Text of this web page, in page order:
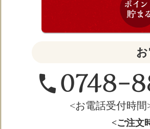
<お電話受付時間
<ご注文